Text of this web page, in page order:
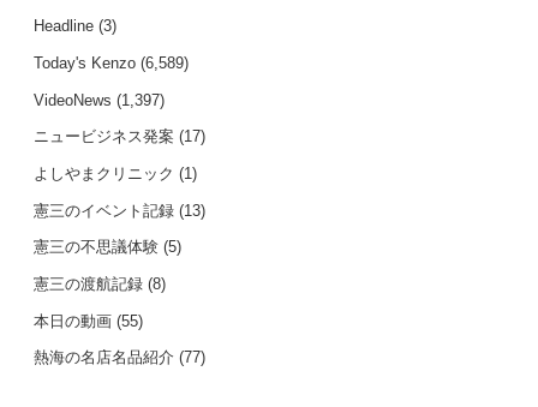
Headline (3)
Today's Kenzo (6,589)
VideoNews (1,397)
ニュービジネス発案 (17)
よしやまクリニック (1)
憲三のイベント記録 (13)
憲三の不思議体験 (5)
憲三の渡航記録 (8)
本日の動画 (55)
熱海の名店名品紹介 (77)